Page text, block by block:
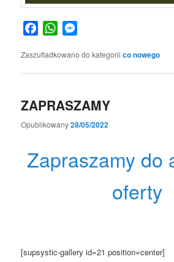
FacebookWhatsApp
Zaszufladkowano do kategorii co nowego
ZAPRASZAMY
Opublikowany28/05/2022
Zapraszamy do
oferty
[supsystic-gallery id=21 position=center]